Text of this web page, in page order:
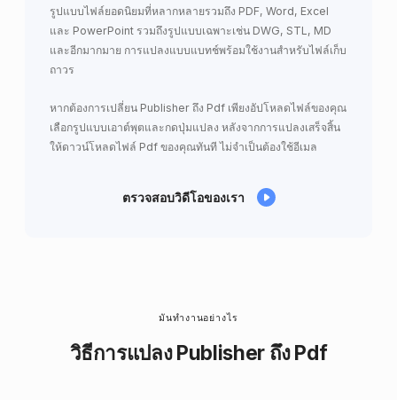
รูปแบบไฟล์ยอดนิยมที่หลากหลายรวมถึง PDF, Word, Excel
และ PowerPoint รวมถึงรูปแบบเฉพาะเช่น DWG, STL, MD
และอีกมากมาย การแปลงแบบแบทช์พร้อมใช้งานสำหรับไฟล์เก็บ
ถาวร
หากต้องการเปลี่ยน Publisher ถึง Pdf เพียงอัปโหลดไฟล์ของคุณ
เลือกรูปแบบเอาต์พุตและกดปุ่มแปลง หลังจากการแปลงเสร็จสิ้น
ให้ดาวน์โหลดไฟล์ Pdf ของคุณทันที ไม่จำเป็นต้องใช้อีเมล
ตรวจสอบวิดีโอของเรา
มันทำงานอย่างไร
วิธีการแปลง Publisher ถึง Pdf